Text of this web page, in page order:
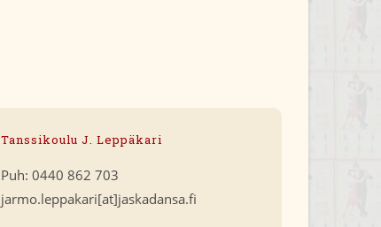
Tanssikoulu J. Leppäkari
Puh: 0440 862 703
jarmo.leppakari[at]jaskadansa.fi